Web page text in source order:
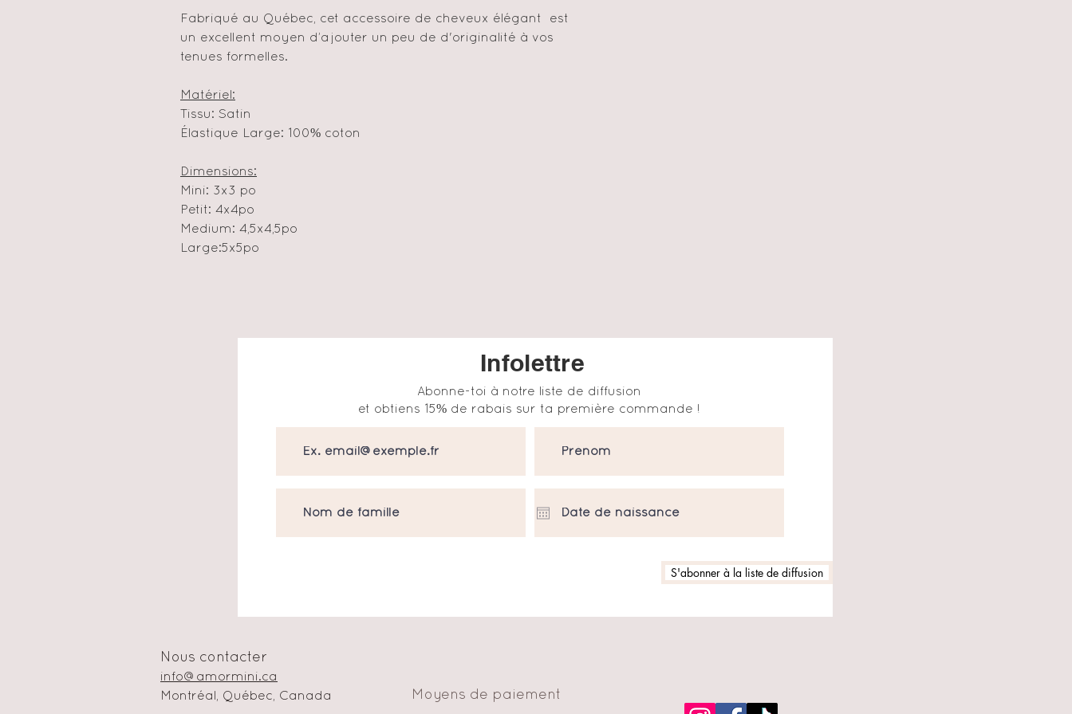
Fabriqué au Québec, cet accessoire de cheveux élégant est
un excellent moyen d’ajouter un peu de d'originalité à vos
tenues formelles.
Matériel:
Tissu: Satin
Élastique Large: 100% coton
Dimensions:
Mini: 3x3 po
Petit: 4x4po
Medium: 4,5x4,5po
Large:5x5po
Infolettre
Abonne-toi à notre liste de diffusion
et obtiens 15% de rabais sur ta première commande !
S'abonner à la liste de diffusion
Nous contacter
info@amormini.ca
Montréal, Québec, Canada
Moyens de paiement